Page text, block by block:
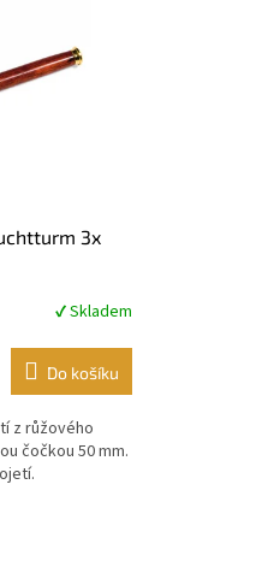
3x
✔ Skladem
Do košíku
z růžového
čočkou 50 mm.